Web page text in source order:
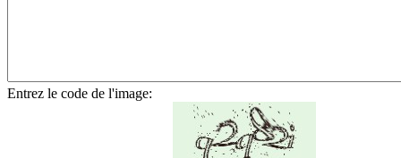
Entrez le code de l'image: